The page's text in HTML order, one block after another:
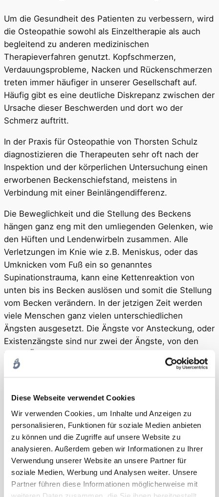
Diese Webseite verwendet Cookies
Wir verwenden Cookies, um Inhalte und Anzeigen zu
personalisieren, Funktionen für soziale Medien anbieten
zu können und die Zugriffe auf unsere Website zu
analysieren. Außerdem geben wir Informationen zu Ihrer
Verwendung unserer Website an unsere Partner für
soziale Medien, Werbung und Analysen weiter. Unsere
Partner führen diese Informationen möglicherweise mit
Um die Gesundheit des Patienten zu verbessern, wird
die Osteopathie sowohl als Einzeltherapie als auch
begleitend zu anderen medizinischen
Therapieverfahren genutzt. Kopfschmerzen,
Verdauungsprobleme, Nacken und Rückenschmerzen
treten immer häufiger in unserer Gesellschaft auf.
Häufig gibt es eine deutliche Diskrepanz zwischen der
Ursache dieser Beschwerden und dort wo der
Schmerz auftritt.
In der Praxis für Osteopathie von Thorsten Schulz
diagnostizieren die Therapeuten sehr oft nach der
Inspektion und der körperlichen Untersuchung einen
erworbenen Beckenschiefstand, meistens in
Verbindung mit einer Beinlängendifferenz.
Die Beweglichkeit und die Stellung des Beckens
hängen ganz eng mit den umliegenden Gelenken, wie
den Hüften und Lendenwirbeln zusammen. Alle
Verletzungen im Knie wie z.B. Meniskus, oder das
Umknicken vom Fuß ein so genanntes
Supinationstrauma, kann eine Kettenreaktion von
unten bis ins Becken auslösen und somit die Stellung
vom Becken verändern. In der jetzigen Zeit werden
viele Menschen ganz vielen unterschiedlichen
Ängsten ausgesetzt. Die Ängste vor Ansteckung, oder
Existenzängste sind nur zwei der Ängste, von den
vielen Ängsten, mit denen die Therapeuten in der
Praxis zurzeit konfrontiert werden.
Reaktionen im Körper auslösen. Es fällt sehr viel
schwerer rational zu denken und zu handeln. Der
Körper wird eingestellt auf Flucht oder Kampf. Das
heißt, die Durchblutung verändert sich, die Muskeln
werden mehr durchblute, dafür die Organe weniger.
Das Hormonsystem passt sich der Bedrohungslage
an. Die veränderte Spannung und Durchblutung hat
deutliche Folgen, in Faktor Zeit, für die Organe und